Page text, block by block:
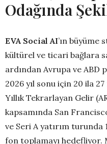
Odağında
EVA Social AI’ın
kültürel ve ticari bağlara
ardından Avrupa ve ABD
2026 yıl sonu için 20 ila
Yıllık Tekrarlayan Gelir
kapsamında San
ve Seri A yatırım turunda
fon toplamayı hedefliyor.